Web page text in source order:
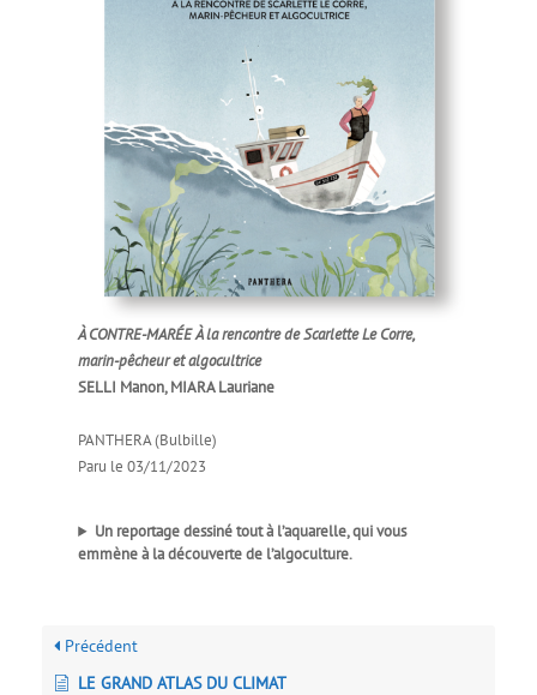
À CONTRE-MARÉE À la rencontre de Scarlette Le Corre,
marin-pêcheur et algocultrice
SELLI Manon, MIARA Lauriane
PANTHERA (Bulbille)
Paru le 03/11/2023
Un reportage dessiné tout à l’aquarelle, qui vous
emmène à la découverte de l’algoculture.
Précédent
LE GRAND ATLAS DU CLIMAT